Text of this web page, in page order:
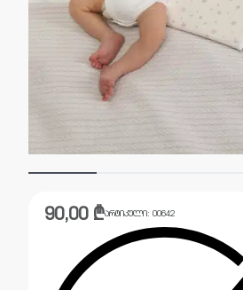
90,00 ₾არტიკული: 00642